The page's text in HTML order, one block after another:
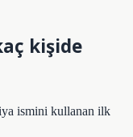
kişide
ismini kullanan ilk